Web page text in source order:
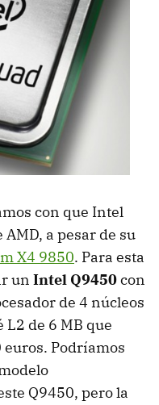
con que Intel
a pesar de su
X4 9850. Para esta
un Intel Q9450con
de 4 núcleos
L2 de 6 MB que
Podríamos
Q9450, pero la